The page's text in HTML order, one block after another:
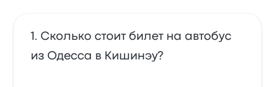
Сколько стоит билет на автобус
из Одесса в Кишинэу?